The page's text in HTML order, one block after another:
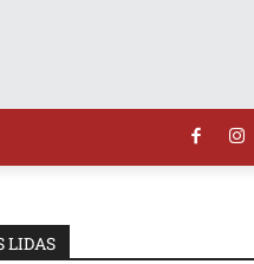
LIDAS